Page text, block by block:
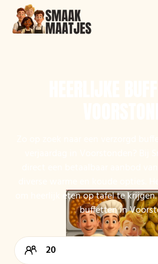
om heerlijk eten op tafel te
buffetten in